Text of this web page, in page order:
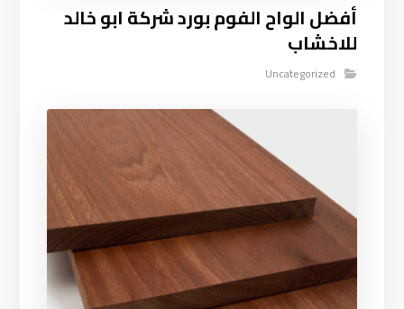
أفضل الواح الفوم بورد شركة ابو خالد
للاخشاب
Uncategorized